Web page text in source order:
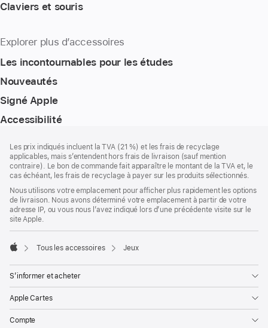
Claviers et souris
Explorer plus d’accessoires
Les incontournables pour les études
Nouveautés
Signé Apple
Accessibilité
de
page
de
bas
de
Les prix indiqués incluent la TVA (21 %) et les frais de recyclage
applicables, mais s’entendent hors frais de livraison (sauf mention
contraire). Le bon de commande fait apparaître le montant de la TVA et, le
cas échéant, les frais de recyclage à payer sur les produits sélectionnés.
Nous utilisons votre emplacement pour afficher plus rapidement les options
de livraison. Nous avons déterminé votre emplacement à partir de votre
adresse IP, ou vous nous l’avez indiqué lors d’une précédente visite sur le
site Apple.
Tous les accessoires Jeux
S’informer et acheter
Apple Cartes
Compte